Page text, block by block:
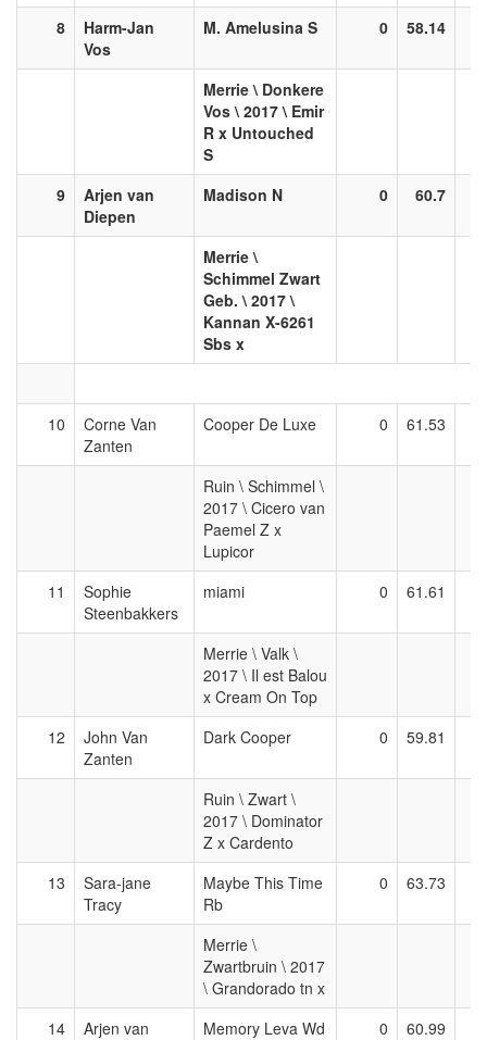
8
Harm-Jan
Vos
M. Amelusina S 0 58.14
Merrie \ Donkere
Vos \ 2017 \ Emir
R x Untouched
S
9
Arjen van
Diepen
Madison N 0 60.7
Merrie \
Schimmel Zwart
Geb. \ 2017 \
Kannan X-6261
Sbs x
10
Corne Van
Zanten
Cooper De Luxe 0 61.53
Ruin \ Schimmel \
2017 \ Cicero van
Paemel Z x
Lupicor
11
Sophie
Steenbakkers
miami 0 61.61
Merrie \ Valk \
2017 \ Il est Balou
x Cream On Top
12
John Van
Zanten
Dark Cooper 0 59.81
Ruin \ Zwart \
2017 \ Dominator
Z x Cardento
13
Sara-jane
Tracy
Maybe This Time
Rb
0 63.73
Merrie \
Zwartbruin \ 2017
\ Grandorado tn x
14
Arjen van
Memory Leva Wd 0 60.99